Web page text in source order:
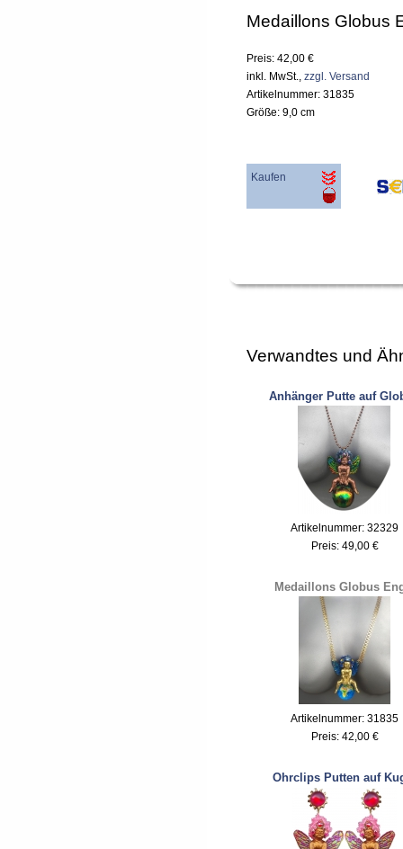
Medaillons Globus
Preis: 42,00 €
inkl. MwSt., zzgl. Versand
Artikelnummer: 31835
Größe: 9,0 cm
Kaufen
Verwandtes und
Anhänger Putte auf
Artikelnummer: 32329
Preis: 49,00 €
Medaillons Globus
Artikelnummer: 31835
Preis: 42,00 €
Ohrclips Putten auf